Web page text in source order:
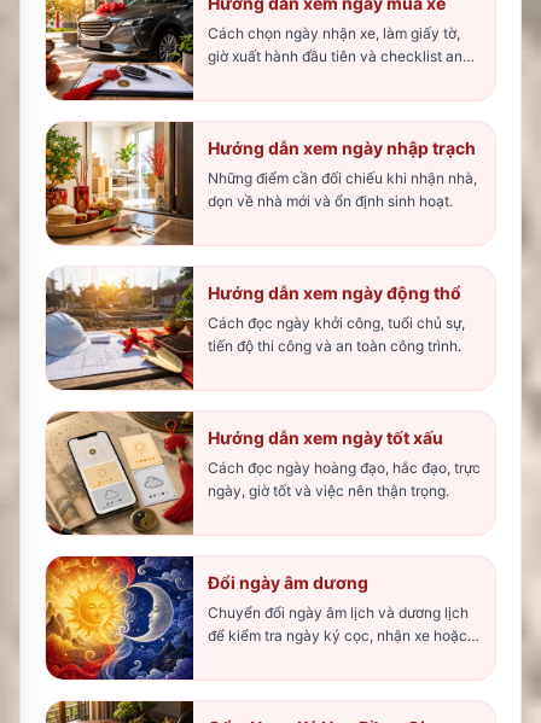
Cách chọn ngày nhận xe, làm giấy tờ,
giờ xuất hành đầu tiên và checklist an
Hướng dẫn xem ngày nhập trạch
Những điểm cần đối chiếu khi nhận nhà,
dọn về nhà mới và ổn định sinh hoạt.
Hướng dẫn xem ngày động thổ
Cách đọc ngày khởi công, tuổi chủ sự,
tiến độ thi công và an toàn công trình.
Hướng dẫn xem ngày tốt xấu
Cách đọc ngày hoàng đạo, hắc đạo, trực
ngày, giờ tốt và việc nên thận trọng.
Đổi ngày âm dương
Chuyển đổi ngày âm lịch và dương lịch
để kiểm tra ngày ký cọc, nhận xe hoặc